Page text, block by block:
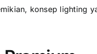
konsep lighting